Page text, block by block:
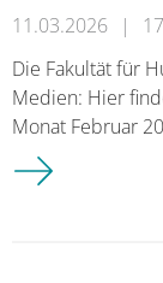
11.03.2026 |
Die Fakultät für
Medien: Hier
Monat Februar
Medienspiegel